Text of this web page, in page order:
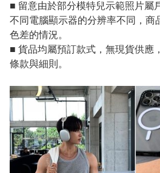
■ 留意由於部分模特兒示範照片屬
不同電腦顯示器的分辨率不同，商
色差的情況。
■ 貨品均屬預訂款式，無現貨供應
條款與細則。